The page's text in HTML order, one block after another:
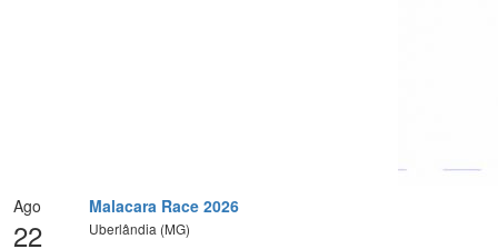
Ago
22
Malacara Race 2026
Uberlândia (MG)